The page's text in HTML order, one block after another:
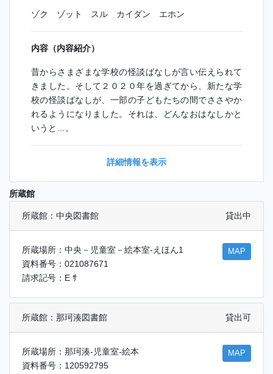
ゾク ゾット スル カイダン エホン
内容（内容紹介）
昔からさまざまな学校の怪談ばなしが言い伝えられて
きました。そして２０２０年を過ぎてから、新たな学
校の怪談ばなしが、一部の子どもたちの間でささやか
れるようになりました。それは、どんなおはなしかと
いうと…。
詳細情報を表示
所蔵館
所蔵館：中央図書館 貸出中
所蔵場所：中央－児童室－絵本室-えほん1
資料番号：021087671
請求記号：E ｻ
MAP
所蔵館：那珂湊図書館 貸出可
所蔵場所：那珂湊-児童室-絵本
資料番号：120592795
MAP